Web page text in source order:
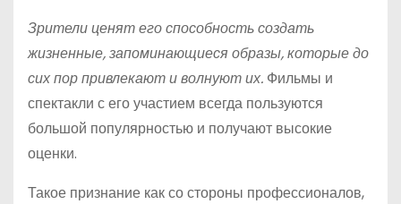
Зрители ценят его способность создать
жизненные, запоминающиеся образы, которые до
сих пор привлекают и волнуют их. Фильмы и
спектакли с его участием всегда пользуются
большой популярностью и получают высокие
оценки.
Такое признание как со стороны профессионалов,